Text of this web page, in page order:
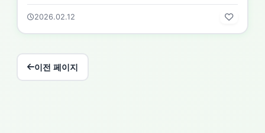
2026.02.12
이전 페이지